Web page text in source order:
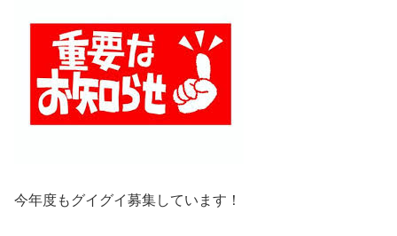
今年度もグイグイ募集しています！